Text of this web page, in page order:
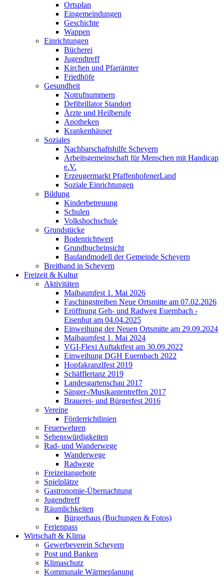
Ortsplan
Eingemeindungen
Geschichte
Wappen
Einrichtungen
Bücherei
Jugendtreff
Kirchen und Pfarrämter
Friedhöfe
Gesundheit
Notrufnummern
Defibrillator Standort
Ärzte und Heilberufe
Apotheken
Krankenhäuser
Soziales
Nachbarschaftshilfe Scheyern
Arbeitsgemeinschaft für Menschen mit Handicap
e.V.
Erzeugermarkt PfaffenhofenerLand
Soziale Einrichtungen
Bildung
Kinderbetreuung
Schulen
Volkshochschule
Grundstücke
Bodenrichtwert
Grundbucheinsicht
Baulandmodell der Gemeinde Scheyern
Breitband in Scheyern
Freizeit & Kultur
Aktivitäten
Maibaumfest 1. Mai 2026
Faschingstreiben Neue Ortsmitte am 07.02.2026
Eröffnung Geh- und Radweg Euernbach -
Eisenhut am 04.04.2025
Einweihung der Neuen Ortsmitte am 29.09.2024
Maibaumfest 1. Mai 2024
VGI-Flexi Auftaktfest am 30.09.2022
Einweihung DGH Euernbach 2022
Hopfakranzlfest 2019
Schäfflertanz 2019
Landesgartenschau 2017
Sänger-/Musikantentreffen 2017
Brauerei- und Bürgerfest 2016
Vereine
Förderrichtlinien
Feuerwehren
Sehenswürdigkeiten
Rad- und Wanderwege
Wanderwege
Radwege
Freizeitangebote
Spielplätze
Gastronomie-Übernachtung
Jugendtreff
Räumlichkeiten
Bürgerhaus (Buchungen & Fotos)
Ferienpass
Wirtschaft & Klima
Gewerbeverein Scheyern
Post und Banken
Klimaschutz
Kommunale Wärmeplanung